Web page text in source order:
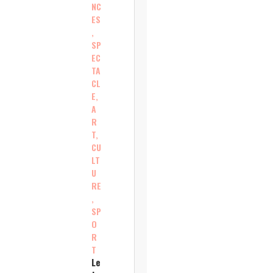
NC
ES
,
SP
EC
TA
CL
E,
A
R
T,
CU
LT
U
RE
,
SP
O
R
T
Le